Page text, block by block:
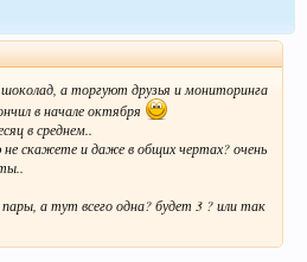
а торгуют друзья и мониторинга
в начале октября
в среднем..
скажете и даже в общих чертах? очень
а тут всего одна? будет 3 ? или так